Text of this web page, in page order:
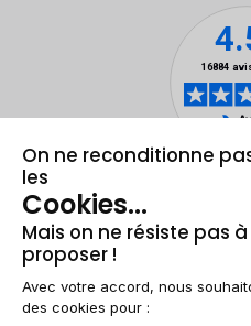
Mentions légales & CGU